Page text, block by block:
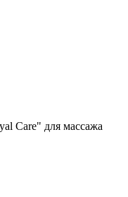
Care" для массажа